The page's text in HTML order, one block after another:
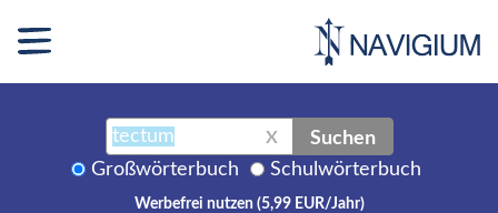
X Suchen
Großwörterbuch Schulwörterbuch
Werbefrei nutzen (5,99 EUR/Jahr)